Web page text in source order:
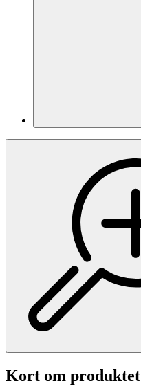
Kort om produktet